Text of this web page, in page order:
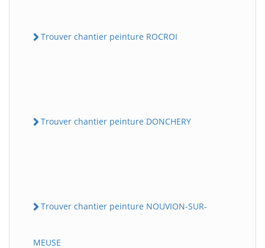
Trouver chantier peinture ROCROI
Trouver chantier peinture DONCHERY
Trouver chantier peinture NOUVION-SUR-
MEUSE